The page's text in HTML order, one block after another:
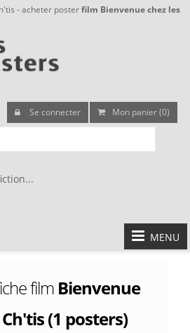
- acheter posterfilm Bienvenue chez les
Se connecter Mon panier (0)
MENU
film Bienvenue
(1 posters)